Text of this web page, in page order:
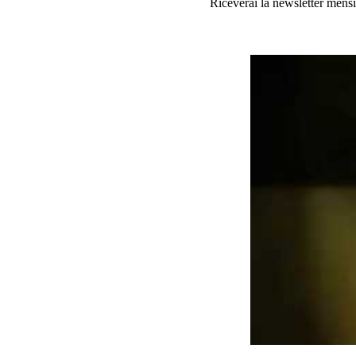
Riceverai la newsletter